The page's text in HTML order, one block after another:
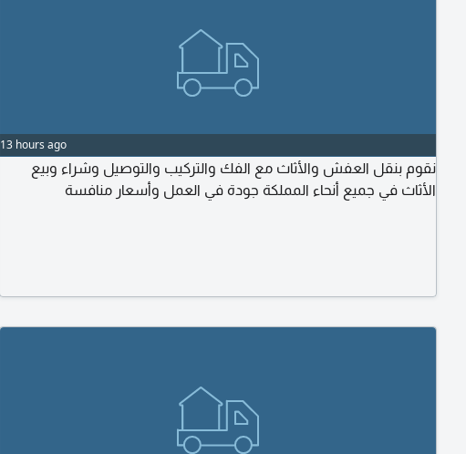
13 hours ago
نقوم بنقل العفش والأثاث مع الفك والتركيب والتوصيل وشراء وبيع
الأثاث في جميع أنحاء المملكة جودة في العمل وأسعار منافسة